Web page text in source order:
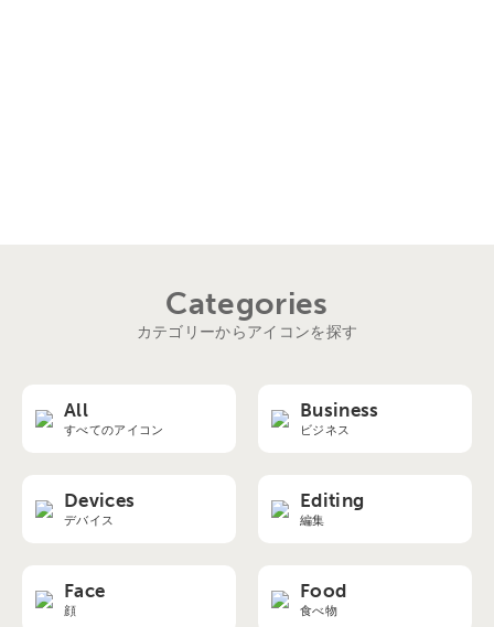
Categories
カテゴリーからアイコンを探す
All
すべてのアイコン
Business
ビジネス
Devices
デバイス
Editing
編集
Face
顔
Food
食べ物